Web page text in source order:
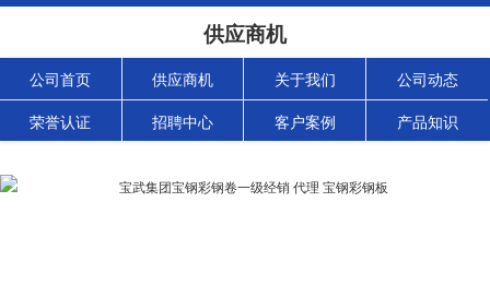
供应商机
公司首页 供应商机 关于我们 公司动态
荣誉认证 招聘中心 客户案例 产品知识